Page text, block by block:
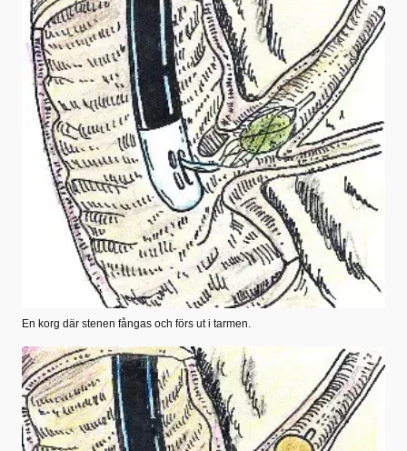
En korg där stenen fångas och förs ut i tarmen.